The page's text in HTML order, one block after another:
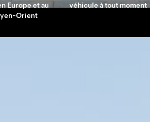
Europe et au
Orient
véhicule à tout moment